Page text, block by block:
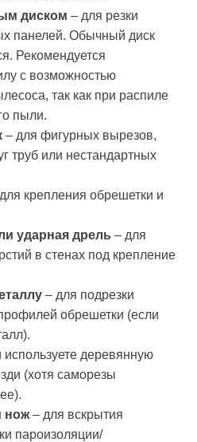
диском – для резки
панелей. Обычный диск
Рекомендуется
с возможностью
так как при распиле
пыли.
– для фигурных вырезов,
труб или нестандартных
крепления обрешетки и
ударная дрель – для
в стенах под крепление
– для подрезки
обрешетки (если
используете деревянную
(хотя саморезы
нож– для вскрытия
пароизоляции/